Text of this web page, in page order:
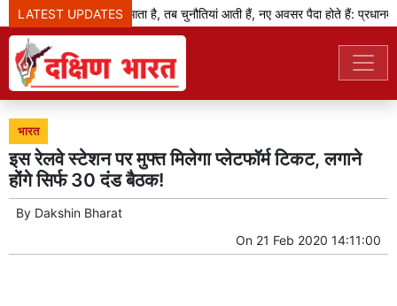
LATEST UPDATES
जब बदलाव का दौर आता है, तब चुनौतियां आती हैं, नए अवसर पैदा होते हैं: प्रधानमंत्री
भारत
इस रेलवे स्टेशन पर मुफ्त मिलेगा प्लेटफॉर्म टिकट, लगाने
होंगे सिर्फ 30 दंड बैठक!
By Dakshin Bharat
On 21 Feb 2020 14:11:00